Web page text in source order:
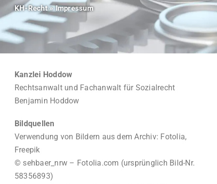
Kontakt
Anfahrt
Formulare
Kosten
KH-Recht»Impressum
Kanzlei Hoddow
Rechtsanwalt und Fachanwalt für Sozialrecht
Benjamin Hoddow
Bildquellen
Verwendung von Bildern aus dem Archiv: Fotolia,
Freepik
© sehbaer_nrw – Fotolia.com (ursprünglich Bild-Nr.
58356893)